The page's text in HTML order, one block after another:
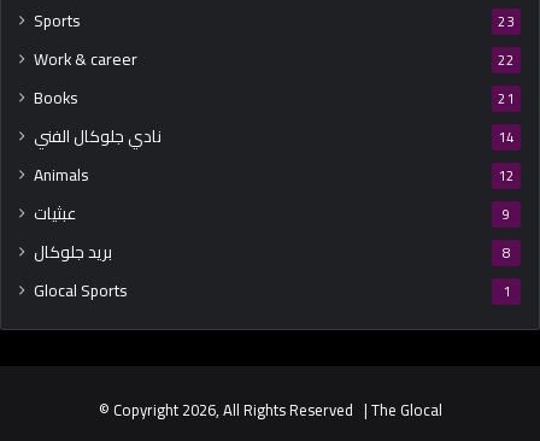
Sports 23
Work & career 22
Books 21
نادي جلوكال الفني 14
Animals 12
عبثيات 9
بريد جلوكال 8
Glocal Sports 1
© Copyright 2026, All Rights Reserved | The Glocal